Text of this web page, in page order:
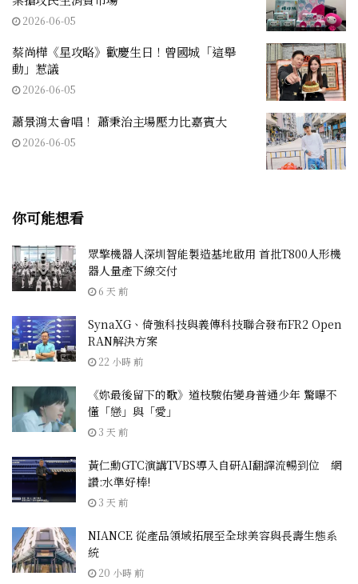
2026-06-05
蔡尚樺《星攻略》歡慶生日！曾國城「這舉
動」惹議
2026-06-05
蕭景鴻太會唱！ 蕭秉治主場壓力比嘉賓大
2026-06-05
你可能想看
眾擎機器人深圳智能製造基地啟用 首批T800人形機
器人量產下線交付
6 天 前
SynaXG、倚強科技與義傳科技聯合發布FR2 Open
RAN解決方案
22 小時 前
《妳最後留下的歌》道枝駿佑變身普通少年 驚曝不
懂「戀」與「愛」
3 天 前
黃仁勳GTC演講TVBS導入自研AI翻譯流暢到位 網
讚:水準好棒!
3 天 前
NIANCE 從產品領域拓展至全球美容與長壽生態系
統
20 小時 前